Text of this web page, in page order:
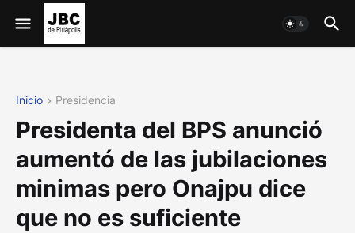
Inicio Presidencia
Presidenta del BPS anunció
aumentó de las jubilaciones
minimas pero Onajpu dice
que no es suficiente